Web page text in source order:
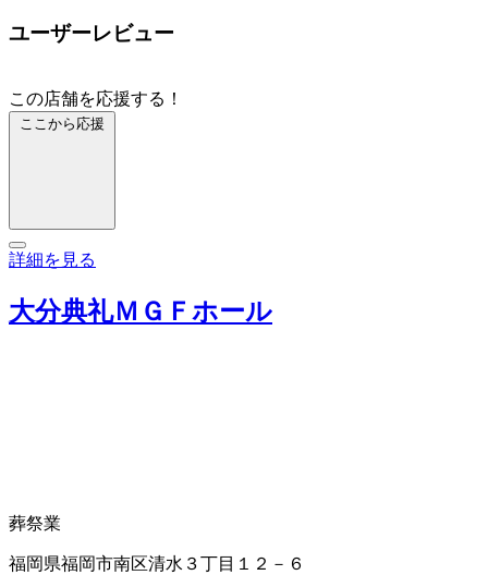
ユーザーレビュー
この店舗を応援する！
ここから応援
詳細を見る
大分典礼ＭＧＦホール
葬祭業
福岡県福岡市南区清水３丁目１２－６